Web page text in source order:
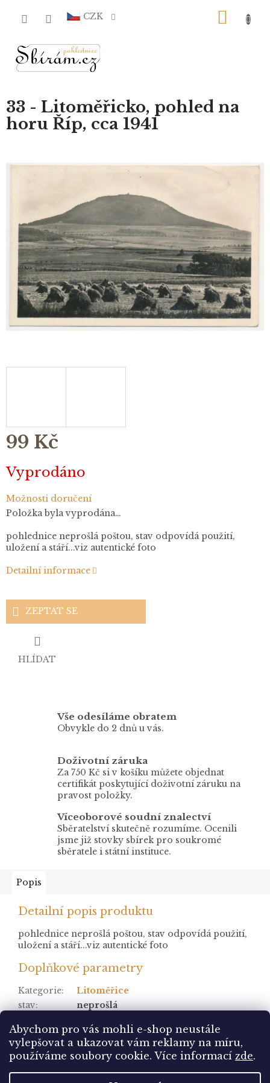
Abychom pro vás mohli e-shop neustále
vylepšovat a ukazovat vám reklamy na míru,
používáme soubory cookie. Více informací zde.
CZK
33 - Litoměřicko, pohled na
horu Říp, cca 1941
99 Kč
cena:
Vyprodáno
Možnosti doručení
Položka byla vyprodána…
pohlednice neprošlá poštou, stav odpovídá použití,
uložení a stáří...viz autentické foto
Detailní informace
ZEPTAT SE
HLÍDAT
Vše odesíláme obratem
Obvykle do 2 dnů u vás.
Doživotní záruka
Za 750 Kč si v košíku můžete objednat
certifikát poskytující doživotní záruku na
pravost položky.
Víceoborové soudní znalectví
Sběratelství skutečně rozumíme. Ocenili
jsme již stovky sbírek pro soukromé
sběratele i státní instituce.
Popis
Detailní popis produktu
pohlednice neprošlá poštou, stav odpovídá použití,
uložení a stáří...viz autentické foto
Doplňkové parametry
Kategorie:
Litoměřice
stav:
neprošlá